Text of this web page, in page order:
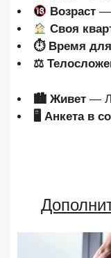
Возраст —
Своя
⏱ Время для
⚖
🏙 Живет —
🖥 Анкета в